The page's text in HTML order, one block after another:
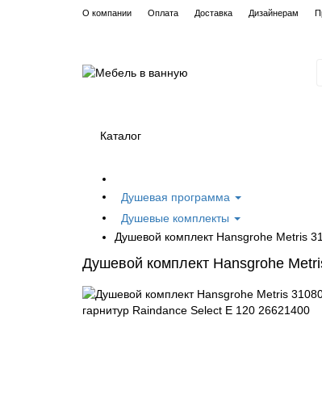
О компании Оплата Доставка Дизайнерам
Каталог
Душевая программа
Душевые комплекты
Душевой комплект Hansgrohe Metris
Душевой комплект Hansgrohe